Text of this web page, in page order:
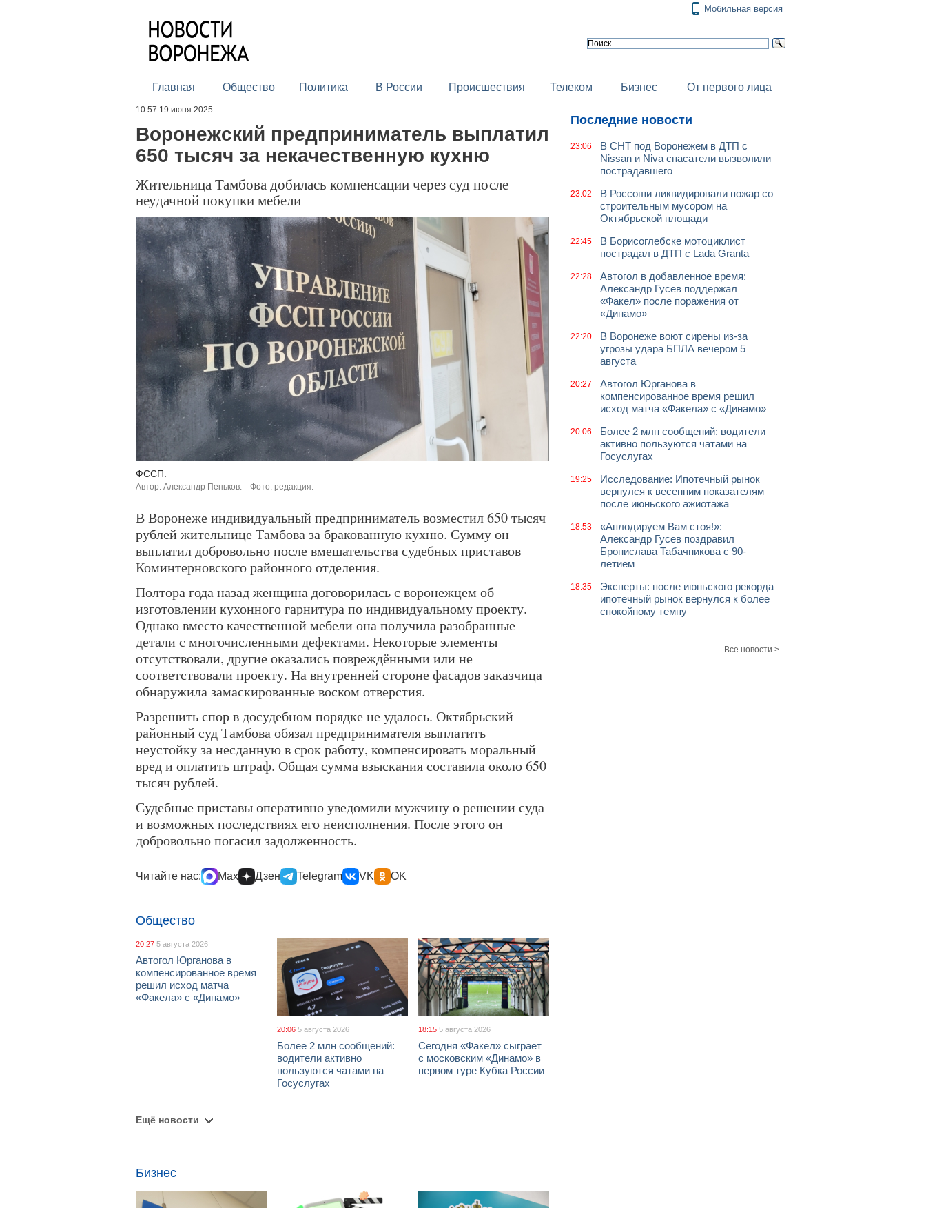
Мобильная версия
Главная Общество Политика В России Происшествия Телеком Бизнес От первого лица
10:57 19 июня 2025
Воронежский предприниматель выплатил
650 тысяч за некачественную кухню
Жительница Тамбова добилась компенсации через суд после
неудачной покупки мебели
ФССП.
Автор: Александр Пеньков. Фото: редакция.
В Воронеже индивидуальный предприниматель возместил 650 тысяч
рублей жительнице Тамбова за бракованную кухню. Сумму он
выплатил добровольно после вмешательства судебных приставов
Коминтерновского районного отделения.
Полтора года назад женщина договорилась с воронежцем об
изготовлении кухонного гарнитура по индивидуальному проекту.
Однако вместо качественной мебели она получила разобранные
детали с многочисленными дефектами. Некоторые элементы
отсутствовали, другие оказались повреждёнными или не
соответствовали проекту. На внутренней стороне фасадов заказчица
обнаружила замаскированные воском отверстия.
Разрешить спор в досудебном порядке не удалось. Октябрьский
районный суд Тамбова обязал предпринимателя выплатить
неустойку за несданную в срок работу, компенсировать моральный
вред и оплатить штраф. Общая сумма взыскания составила около 650
тысяч рублей.
Судебные приставы оперативно уведомили мужчину о решении суда
и возможных последствиях его неисполнения. После этого он
добровольно погасил задолженность.
Читайте нас: Max Дзен Telegram VK OK
Общество
20:27 5 августа 2026
Автогол Юрганова в
компенсированное время
решил исход матча
«Факела» с «Динамо»
20:06 5 августа 2026
Более 2 млн сообщений:
водители активно
пользуются чатами на
Госуслугах
18:15 5 августа 2026
Сегодня «Факел» сыграет
с московским «Динамо» в
первом туре Кубка России
Ещё новости
Бизнес
Последние новости
23:06
В СНТ под Воронежем в ДТП с
Nissan и Niva спасатели вызволили
пострадавшего
23:02
В Россоши ликвидировали пожар со
строительным мусором на
Октябрьской площади
22:45
В Борисоглебске мотоциклист
пострадал в ДТП с Lada Granta
22:28
Автогол в добавленное время:
Александр Гусев поддержал
«Факел» после поражения от
«Динамо»
22:20
В Воронеже воют сирены из-за
угрозы удара БПЛА вечером 5
августа
20:27
Автогол Юрганова в
компенсированное время решил
исход матча «Факела» с «Динамо»
20:06
Более 2 млн сообщений: водители
активно пользуются чатами на
Госуслугах
19:25
Исследование: Ипотечный рынок
вернулся к весенним показателям
после июньского ажиотажа
18:53
«Аплодируем Вам стоя!»:
Александр Гусев поздравил
Бронислава Табачникова с 90-
летием
18:35
Эксперты: после июньского рекорда
ипотечный рынок вернулся к более
спокойному темпу
Все новости >